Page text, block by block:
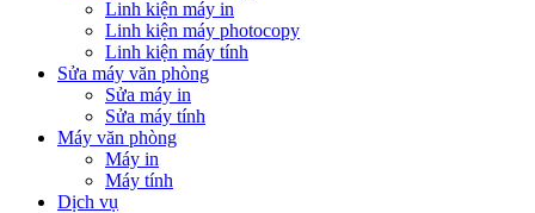
Linh kiện máy in
Linh kiện máy photocopy
Linh kiện máy tính
Sửa máy văn phòng
Sửa máy in
Sửa máy tính
Máy văn phòng
Máy in
Máy tính
Dịch vụ